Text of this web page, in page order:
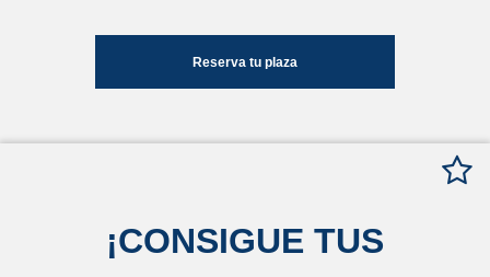
Reserva tu plaza
¡CONSIGUE TUS